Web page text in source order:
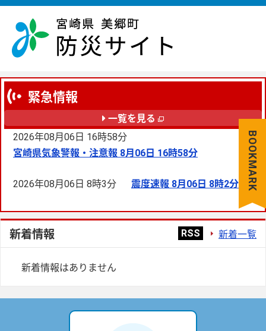
緊急情報
一覧を見る
2026年08月06日 16時58分
宮崎県気象警報・注意報 8月06日 16時58分
2026年08月06日 8時3分 震度速報 8月06日 8時2分
新着情報 RSS 新着一覧
新着情報はありません
BOOKMARK